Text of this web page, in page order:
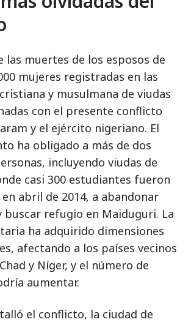
las muertes de los esposos de
mujeres registradas en las
y musulmana de viudas
con el presente conflicto
y el ejército nigeriano. El
ha obligado a más de dos
incluyendo viudas de
casi 300 estudiantes fueron
abril de 2014, a abandonar
buscar refugio en Maiduguri. La
ha adquirido dimensiones
afectando a los países vecinos
y Níger, y el número de
aumentar.
el conflicto, la ciudad de